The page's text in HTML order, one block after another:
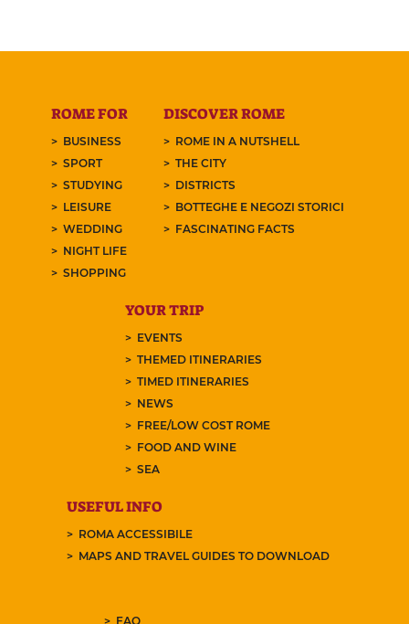
ROME FOR
BUSINESS
SPORT
STUDYING
LEISURE
WEDDING
NIGHT LIFE
SHOPPING
DISCOVER ROME
ROME IN A NUTSHELL
THE CITY
DISTRICTS
BOTTEGHE E NEGOZI STORICI
FASCINATING FACTS
YOUR TRIP
EVENTS
THEMED ITINERARIES
TIMED ITINERARIES
NEWS
FREE/LOW COST ROME
FOOD AND WINE
SEA
USEFUL INFO
ROMA ACCESSIBILE
MAPS AND TRAVEL GUIDES TO DOWNLOAD
FAQ